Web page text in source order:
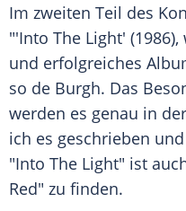
Im zweiten Teil des
"'Into The Light'
und erfolgreiches
so de Burgh. Das
werden es genau in
ich es geschrieben
"Into The Light" ist
Red" zu finden.